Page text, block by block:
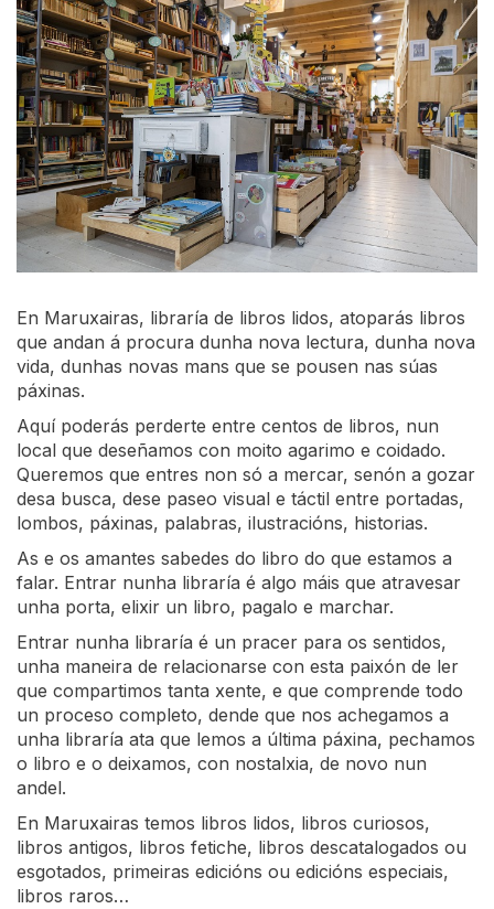
En Maruxairas, libraría de libros lidos, atoparás libros
que andan á procura dunha nova lectura, dunha nova
vida, dunhas novas mans que se pousen nas súas
páxinas.
Aquí poderás perderte entre centos de libros, nun
local que deseñamos con moito agarimo e coidado.
Queremos que entres non só a mercar, senón a gozar
desa busca, dese paseo visual e táctil entre portadas,
lombos, páxinas, palabras, ilustracións, historias.
As e os amantes sabedes do libro do que estamos a
falar. Entrar nunha libraría é algo máis que atravesar
unha porta, elixir un libro, pagalo e marchar.
Entrar nunha libraría é un pracer para os sentidos,
unha maneira de relacionarse con esta paixón de ler
que compartimos tanta xente, e que comprende todo
un proceso completo, dende que nos achegamos a
unha libraría ata que lemos a última páxina, pechamos
o libro e o deixamos, con nostalxia, de novo nun
andel.
En Maruxairas temos libros lidos, libros curiosos,
libros antigos, libros fetiche, libros descatalogados ou
esgotados, primeiras edicións ou edicións especiais,
libros raros…